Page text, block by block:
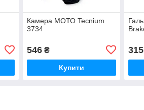
Камера МОТО Tecnium
3734
546₴
Купити
315